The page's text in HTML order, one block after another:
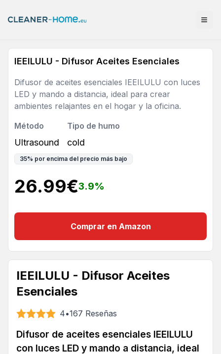
IEEILULU - Difusor Aceites Esenciales
Difusor de aceites esenciales IEEILULU con luces
LED y mando a distancia, ideal para crear
ambientes relajantes en el hogar y la oficina.
Método
Ultrasound
Tipo de humo
cold
35% por encima del precio más bajo
26.99€3.9%
Comprar en Amazon
IEEILULU - Difusor Aceites
Esenciales
4•167 Reseñas
Difusor de aceites esenciales IEEILULU
con luces LED y mando a distancia, ideal